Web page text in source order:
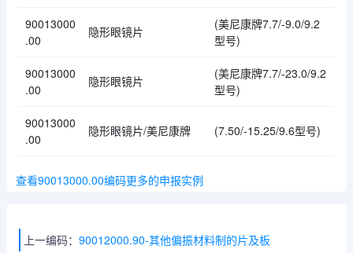
90013000
.00
隐形眼镜片
(美尼康牌7.7/-9.0/9.2
型号)
90013000
.00
隐形眼镜片
(美尼康牌7.7/-23.0/9.2
型号)
90013000
.00
隐形眼镜片/美尼康牌 (7.50/-15.25/9.6型号)
查看90013000.00编码更多的申报实例
上一编码： 90012000.90-其他偏振材料制的片及板